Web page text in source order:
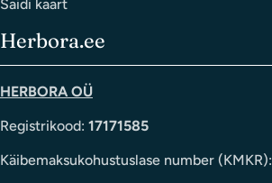
Saidi kaart
Herbora.ee
HERBORA OÜ
Registrikood: 17171585
Käibemaksukohustuslase number (KMKR):